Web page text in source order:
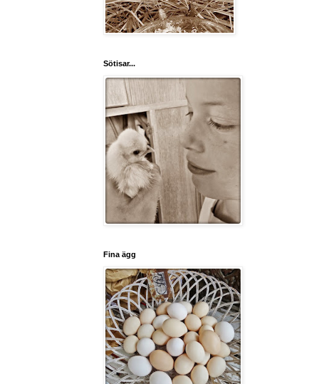
Sötisar...
Fina ägg